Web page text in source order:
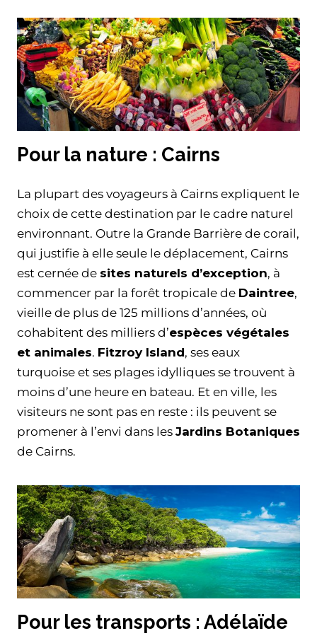
Pour la nature : Cairns
La plupart des voyageurs à Cairns expliquent le
choix de cette destination par le cadre naturel
environnant. Outre la Grande Barrière de corail,
qui justifie à elle seule le déplacement, Cairns
est cernée de sites naturels d’exception, à
commencer par la forêt tropicale de Daintree,
vieille de plus de 125 millions d’années, où
cohabitent des milliers d’espèces végétales
et animales. Fitzroy Island, ses eaux
turquoise et ses plages idylliques se trouvent à
moins d’une heure en bateau. Et en ville, les
visiteurs ne sont pas en reste : ils peuvent se
promener à l’envi dans les Jardins Botaniques
de Cairns.
Pour les transports : Adélaïde